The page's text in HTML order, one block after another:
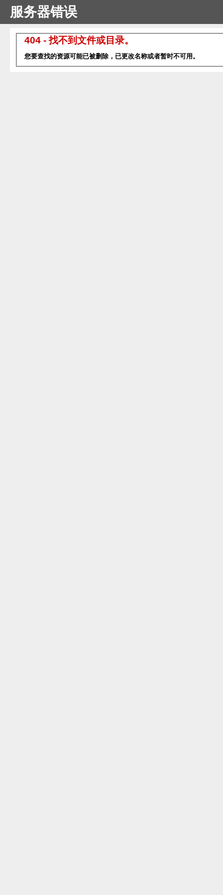
服务器错误
404 - 找不到文件或目录。
您要查找的资源可能已被删除，已更改名称或者暂时不可用。